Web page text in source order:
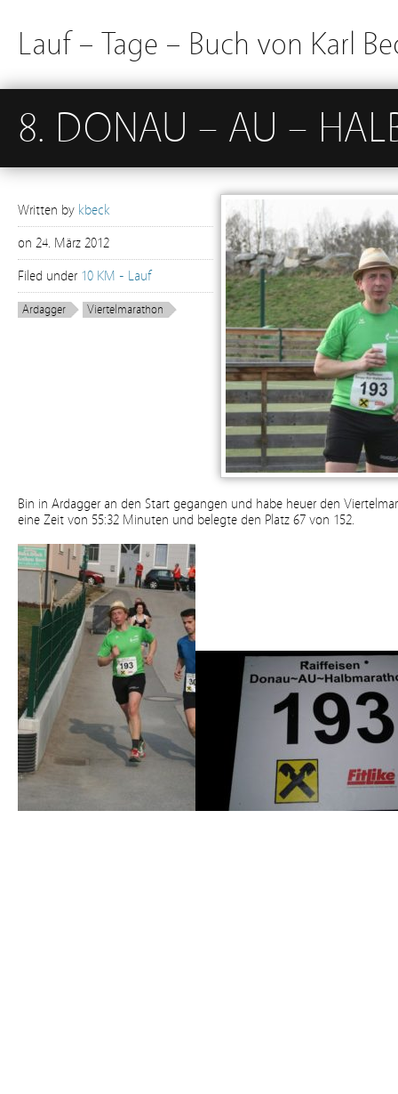
Lauf – Tage – Buch von Karl
8. DONAU – AU –
Written by kbeck
on 24. März 2012
Filed under 10 KM - Lauf
Ardagger Viertelmarathon
Bin in Ardagger an den Start gegangen und habe heuer den
eine Zeit von 55:32 Minuten und belegte den Platz 67 von 152.